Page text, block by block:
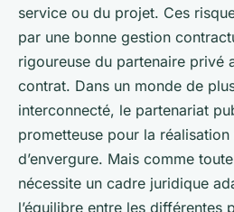
service ou du projet. Ces
par une bonne gestion
rigoureuse du partenaire privé
contrat. Dans un monde de
interconnecté, le partenariat
prometteuse pour la
d’envergure. Mais comme
nécessite un cadre juridique
l’équilibre entre les différentes